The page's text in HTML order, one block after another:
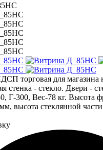
торговая для магазина
стенка - стекло. Двери -
Г-300, Вес-78 кг. Высота
высота стеклянной